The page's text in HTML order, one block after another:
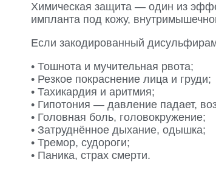
Химическая защита — один из
импланта под кожу,
Если закодированный
• Тошнота и мучительная рвота;
• Резкое покраснение лица и груди;
• Тахикардия и аритмия;
• Гипотония — давление падает,
• Головная боль, головокружение;
• Затруднённое дыхание, одышка;
• Тремор, судороги;
• Паника, страх смерти.